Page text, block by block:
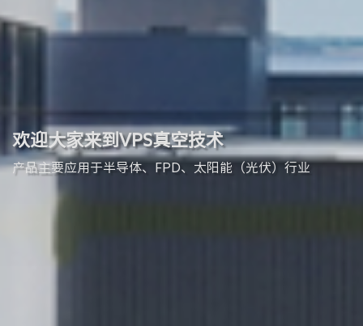
欢迎大家来到VPS真空技术
产品主要应用于半导体、FPD、太阳能（光伏）行业